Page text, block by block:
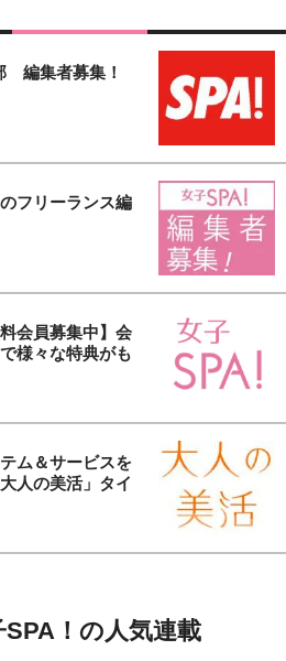
編集者募集！
フリーランス編
会員募集中】会
様々な特典がも
ム＆サービスを
人の美活」タイ
SPA！の人気連載